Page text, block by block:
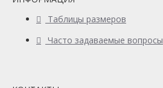
Таблицы размеров
Часто задаваемые вопросы